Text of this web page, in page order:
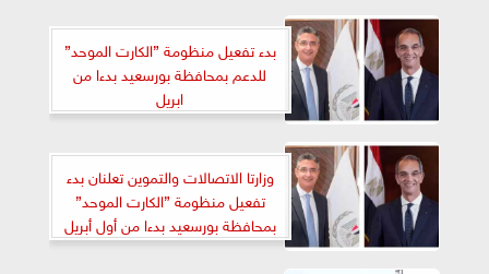
بدء تفعيل منظومة ”الكارت الموحد”
للدعم بمحافظة بورسعيد بدءا من
ابريل
وزارتا الاتصالات والتموين تعلنان بدء
تفعيل منظومة ”الكارت الموحد”
بمحافظة بورسعيد بدءا من أول أبريل